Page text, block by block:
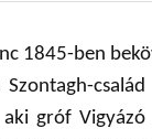
1845-ben
Szontagh-
aki gróf